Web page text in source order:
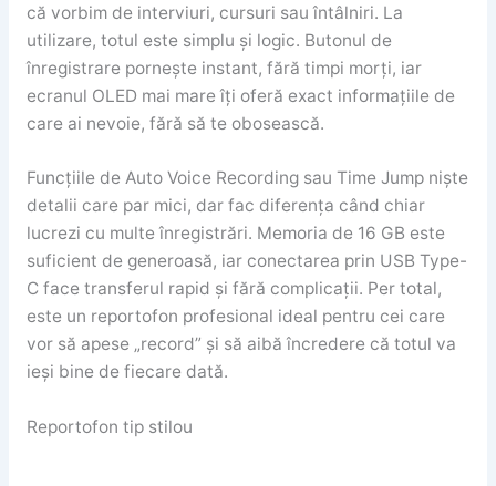
că vorbim de interviuri, cursuri sau întâlniri. La
utilizare, totul este simplu și logic. Butonul de
înregistrare pornește instant, fără timpi morți, iar
ecranul OLED mai mare îți oferă exact informațiile de
care ai nevoie, fără să te obosească.
Funcțiile de Auto Voice Recording sau Time Jump niște
detalii care par mici, dar fac diferența când chiar
lucrezi cu multe înregistrări. Memoria de 16 GB este
suficient de generoasă, iar conectarea prin USB Type-
C face transferul rapid și fără complicații. Per total,
este un reportofon profesional ideal pentru cei care
vor să apese „record” și să aibă încredere că totul va
ieși bine de fiecare dată.
Reportofon tip stilou